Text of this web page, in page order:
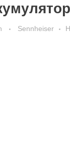
Sennheiser